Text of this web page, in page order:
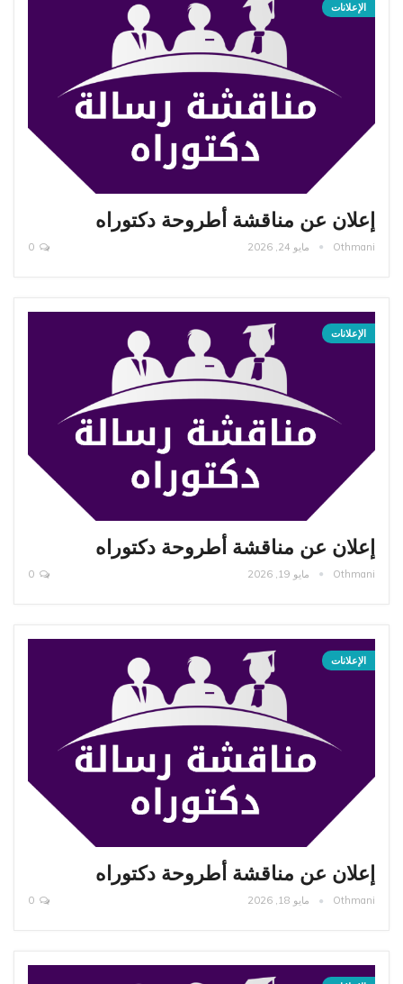
الإعلانات
إعلان عن مناقشة أطروحة دكتوراه
Othmani مايو 24, 2026
الإعلانات
إعلان عن مناقشة أطروحة دكتوراه
Othmani مايو 19, 2026
الإعلانات
إعلان عن مناقشة أطروحة دكتوراه
Othmani مايو 18, 2026